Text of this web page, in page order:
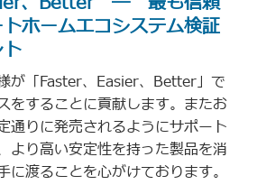
ホームエコシステム検証
が「Faster、Easier、Better」で
をすることに貢献します。またお
通りに発売されるようにサポート
より高い安定性を持った製品を消
に渡ることを心がけております。